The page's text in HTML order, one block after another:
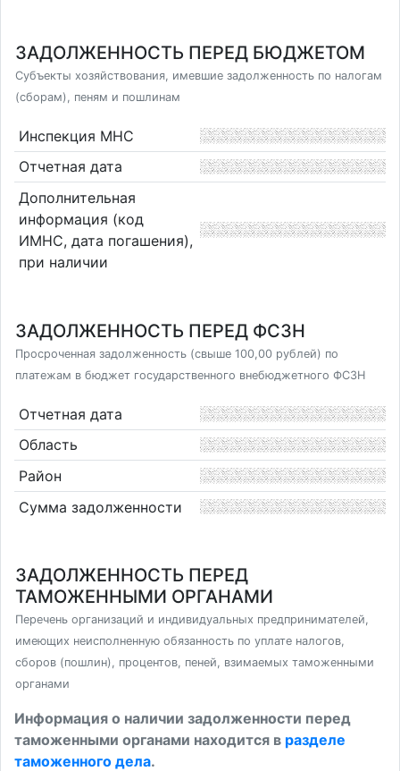
ЗАДОЛЖЕННОСТЬ ПЕРЕД БЮДЖЕТОМ
Субъекты хозяйствования, имевшие задолженность по налогам
(сборам), пеням и пошлинам
Инспекция МНС
Отчетная дата
Дополнительная
информация (код
ИМНС, дата погашения),
при наличии
ЗАДОЛЖЕННОСТЬ ПЕРЕД ФСЗН
Просроченная задолженность (свыше 100,00 рублей) по
платежам в бюджет государственного внебюджетного ФСЗН
Отчетная дата
Область
Район
Сумма задолженности
ЗАДОЛЖЕННОСТЬ ПЕРЕД
ТАМОЖЕННЫМИ ОРГАНАМИ
Перечень организаций и индивидуальных предпринимателей,
имеющих неисполненную обязанность по уплате налогов,
сборов (пошлин), процентов, пеней, взимаемых таможенными
органами
Информация о наличии задолженности перед
таможенными органами находится в разделе
таможенного дела.